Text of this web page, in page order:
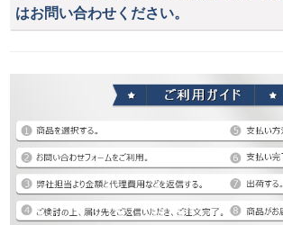
はお問い合わせください。